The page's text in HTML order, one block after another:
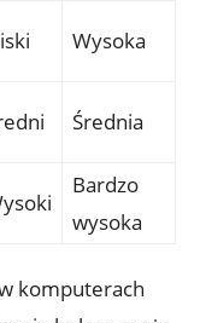
Wysoka
Średnia
Bardzo
wysoka
komputerach